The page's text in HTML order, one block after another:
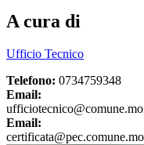
A cura di
Ufficio Tecnico
Telefono: 0734759348
Email:
Email: